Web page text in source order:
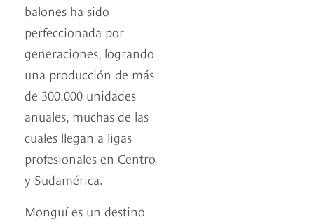
balones ha sido
perfeccionada por
generaciones, logrando
una producción de más
de 300.000 unidades
anuales, muchas de las
cuales llegan a ligas
profesionales en Centro
y Sudamérica.
Monguí es un destino